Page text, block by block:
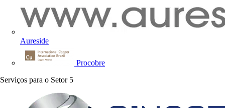
Aureside
Procobre
Serviços para o Setor 5